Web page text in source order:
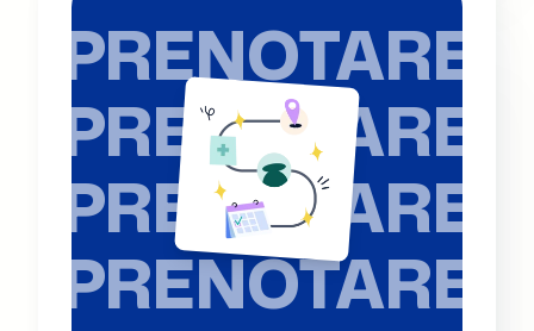
PRENOTARE
PRENOTARE
PRENOTARE
PRENOTARE